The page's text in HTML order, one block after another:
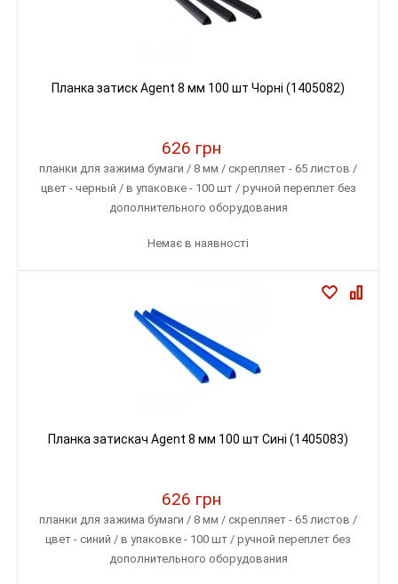
Планка затиск Agent 8 мм 100 шт Чорні (1405082)
626 грн
планки для зажима бумаги / 8 мм / скрепляет - 65 листов /
цвет - черный / в упаковке - 100 шт / ручной переплет без
дополнительного оборудования
Немає в наявності
Планка затискач Agent 8 мм 100 шт Сині (1405083)
626 грн
планки для зажима бумаги / 8 мм / скрепляет - 65 листов /
цвет - синий / в упаковке - 100 шт / ручной переплет без
дополнительного оборудования